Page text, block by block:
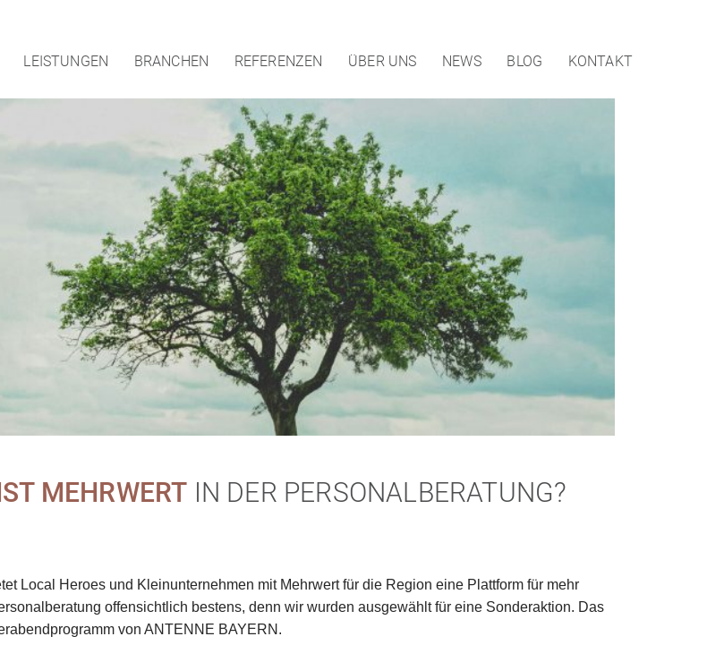
LEISTUNGEN BRANCHEN REFERENZEN ÜBER UNS NEWS BLOG KONTAKT
MEHRWERT IN DER PERSONALBERATUNG?
Local Heroes und Kleinunternehmen mit Mehrwert für die Region eine Plattform für mehr
offensichtlich bestens, denn wir wurden ausgewählt für eine Sonderaktion. Das
von ANTENNE BAYERN.